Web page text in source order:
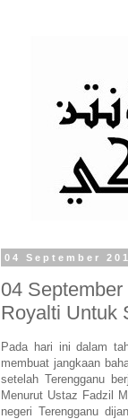
04 September
04
Royalti Untuk
Pada hari ini dalam
membuat jangkaan
setelah Terengganu
Menurut Ustaz Fadzil
negeri Terengganu